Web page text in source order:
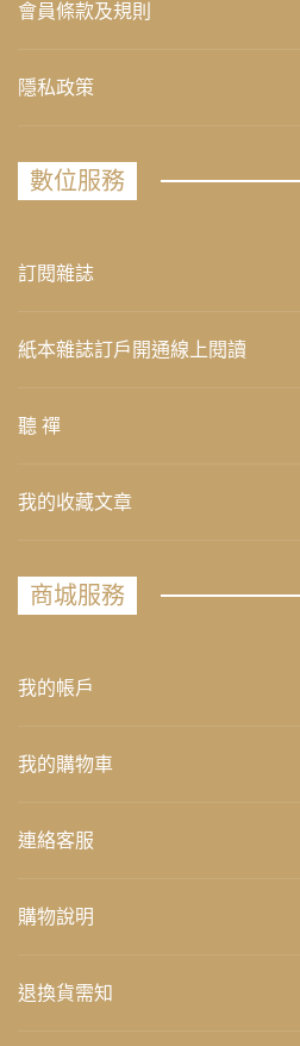
會員條款及規則
隱私政策
數位服務
訂閱雜誌
紙本雜誌訂戶開通線上閱讀
聽 禪
我的收藏文章
商城服務
我的帳戶
我的購物車
連絡客服
購物說明
退換貨需知